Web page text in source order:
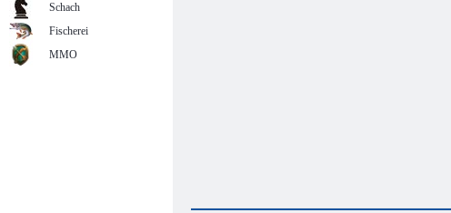
Schach
Fischerei
MMO